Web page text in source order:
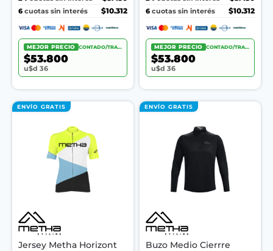
6 cuotas sin interés $10.312
MEJOR PRECIO CONTADO/TRANSF.
$53.800
u$d 36
6 cuotas sin interés $10.312
MEJOR PRECIO CONTADO/TRANSF.
$53.800
u$d 36
ENVÍO GRATIS
Jersey Metha Horizont
ENVÍO GRATIS
Buzo Medio Cierrre